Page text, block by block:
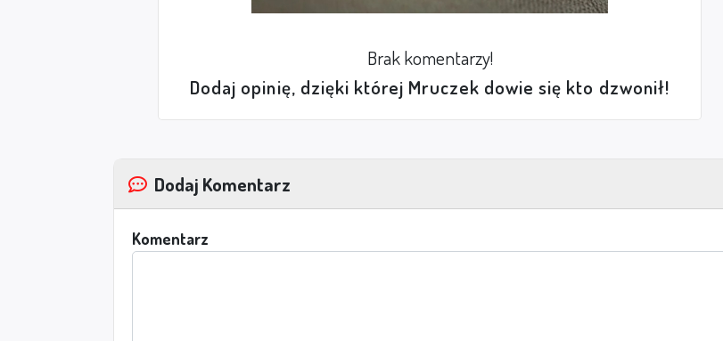
Brak komentarzy!
Dodaj opinię, dzięki której Mruczek dowie się kto dzwonił!
Dodaj Komentarz
Komentarz